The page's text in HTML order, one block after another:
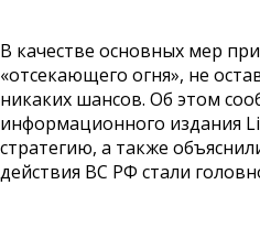
В качестве основных мер
«отсекающего огня», не
никаких шансов. Об этом
информационного издания
стратегию, а также
действия ВС РФ стали